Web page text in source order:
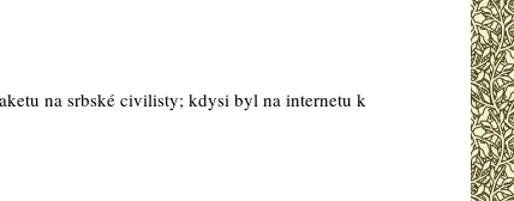
na srbské civilisty; kdysi byl na internetu k